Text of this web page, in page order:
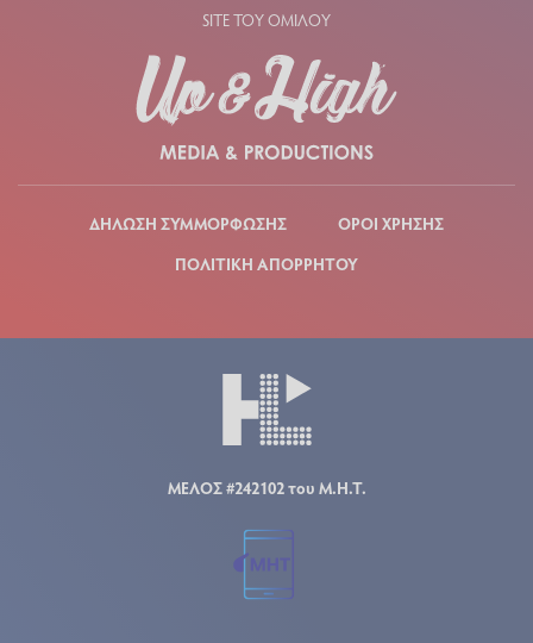
SITE ΤΟΥ ΟΜΙΛΟΥ
ΔΗΛΩΣΗ ΣΥΜΜΟΡΦΩΣΗΣ
ΟΡΟΙ ΧΡΗΣΗΣ
ΠΟΛΙΤΙΚΗ ΑΠΟΡΡΗΤΟΥ
ΜΕΛΟΣ #242102 του Μ.Η.Τ.